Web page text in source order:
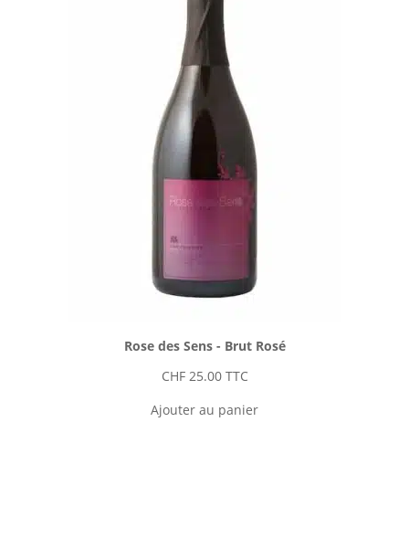
Rose des Sens - Brut Rosé
CHF25.00 TTC
Ajouter au panier